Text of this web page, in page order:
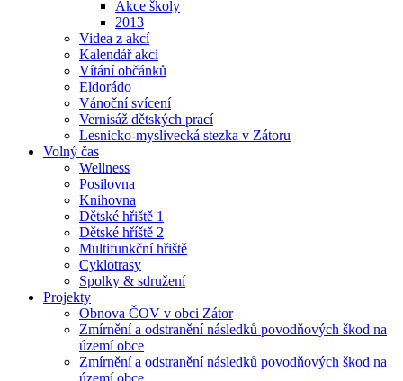
Akce školy
2013
Videa z akcí
Kalendář akcí
Vítání občánků
Eldorádo
Vánoční svícení
Vernisáž dětských prací
Lesnicko-myslivecká stezka v Zátoru
Volný čas
Wellness
Posilovna
Knihovna
Dětské hřiště 1
Dětské hříště 2
Multifunkční hřiště
Cyklotrasy
Spolky & sdružení
Projekty
Obnova ČOV v obci Zátor
Zmírnění a odstranění následků povodňových škod na
území obce
Zmírnění a odstranění následků povodňových škod na
území obce